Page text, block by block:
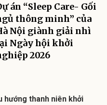
án “Sleep Care- Gối
thông minh” của
Nội giành giải nhì
Ngày hội khởi
2026
hướng thanh niên khởi